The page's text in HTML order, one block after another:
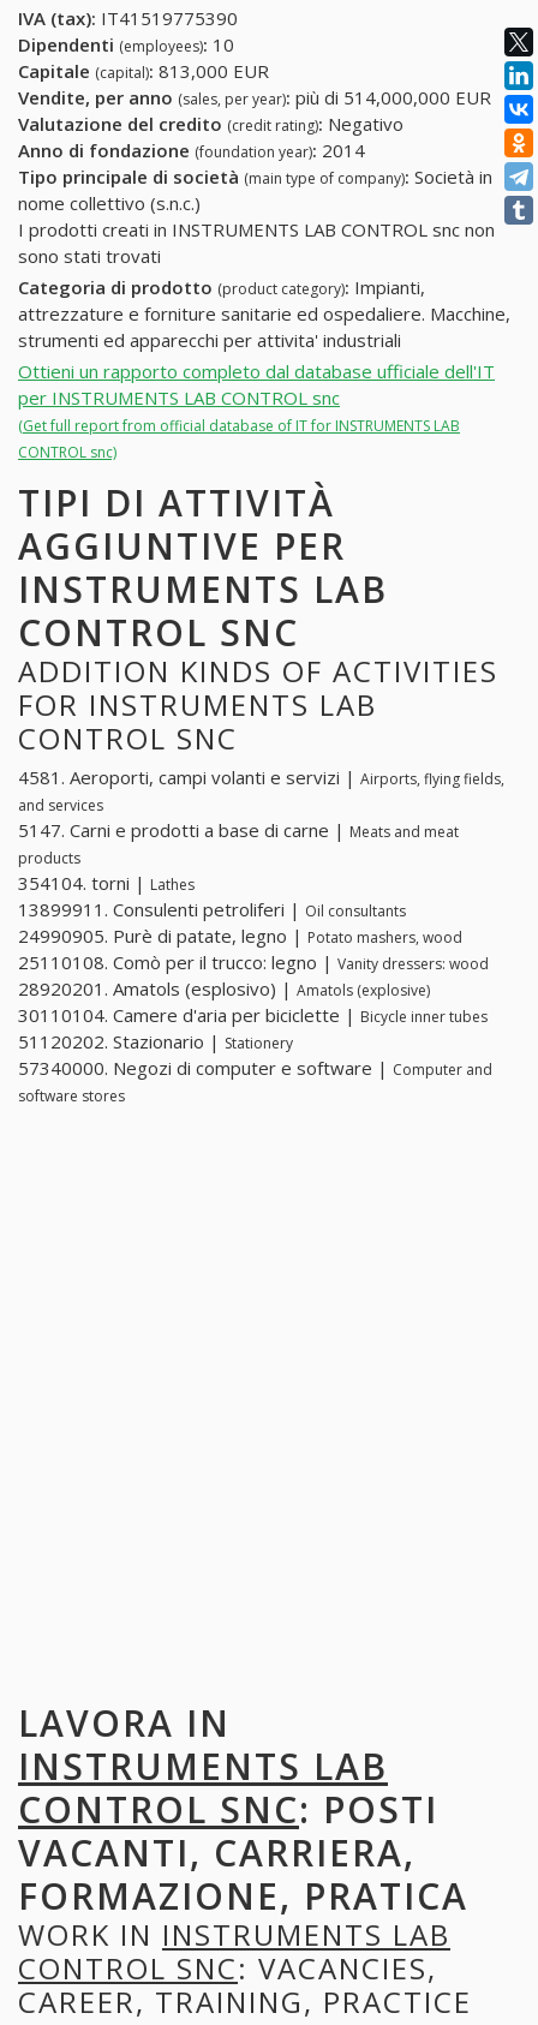
IVA (tax): IT41519775390
Dipendenti (employees): 10
Capitale (capital): 813,000 EUR
Vendite, per anno (sales, per year): più di 514,000,000 EUR
Valutazione del credito (credit rating): Negativo
Anno di fondazione (foundation year): 2014
Tipo principale di società (main type of company): Società in
nome collettivo (s.n.c.)
I prodotti creati in INSTRUMENTS LAB CONTROL snc non
sono stati trovati
Categoria di prodotto (product category): Impianti,
attrezzature e forniture sanitarie ed ospedaliere. Macchine,
strumenti ed apparecchi per attivita' industriali
Ottieni un rapporto completo dal database ufficiale dell'IT
per INSTRUMENTS LAB CONTROL snc
(Get full report from official database of IT for INSTRUMENTS LAB
CONTROL snc)
TIPI DI ATTIVITÀ
AGGIUNTIVE PER
INSTRUMENTS LAB
CONTROL SNC
ADDITION KINDS OF ACTIVITIES
FOR INSTRUMENTS LAB
CONTROL SNC
4581. Aeroporti, campi volanti e servizi | Airports, flying fields,
and services
5147. Carni e prodotti a base di carne | Meats and meat
products
354104. torni | Lathes
13899911. Consulenti petroliferi | Oil consultants
24990905. Purè di patate, legno | Potato mashers, wood
25110108. Comò per il trucco: legno | Vanity dressers: wood
28920201. Amatols (esplosivo) | Amatols (explosive)
30110104. Camere d'aria per biciclette | Bicycle inner tubes
51120202. Stazionario | Stationery
57340000. Negozi di computer e software | Computer and
software stores
LAVORA IN
INSTRUMENTS LAB
CONTROL SNC: POSTI
VACANTI, CARRIERA,
FORMAZIONE, PRATICA
WORK IN INSTRUMENTS LAB
CONTROL SNC: VACANCIES,
CAREER, TRAINING, PRACTICE